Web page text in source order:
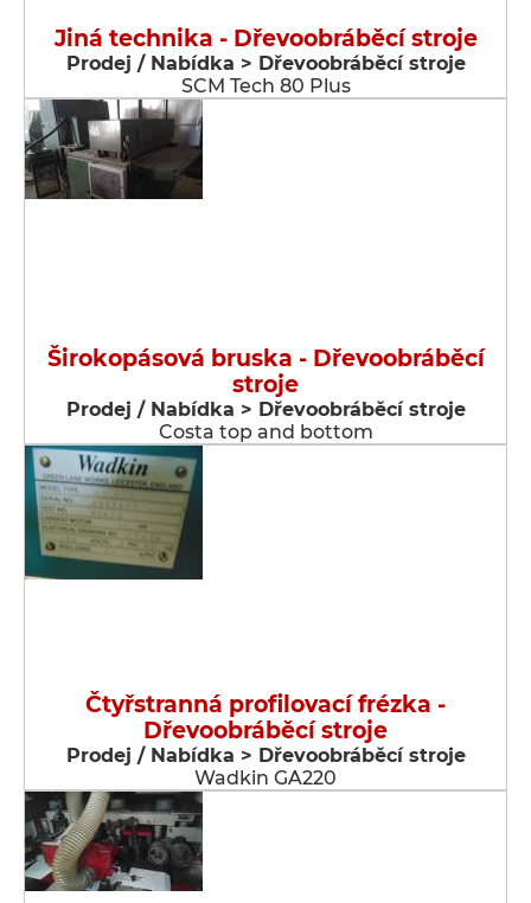
Jiná technika - Dřevoobráběcí stroje
Prodej / Nabídka > Dřevoobráběcí stroje
SCM Tech 80 Plus
Širokopásová bruska - Dřevoobráběcí
stroje
Prodej / Nabídka > Dřevoobráběcí stroje
Costa top and bottom
Čtyřstranná profilovací frézka -
Dřevoobráběcí stroje
Prodej / Nabídka > Dřevoobráběcí stroje
Wadkin GA220